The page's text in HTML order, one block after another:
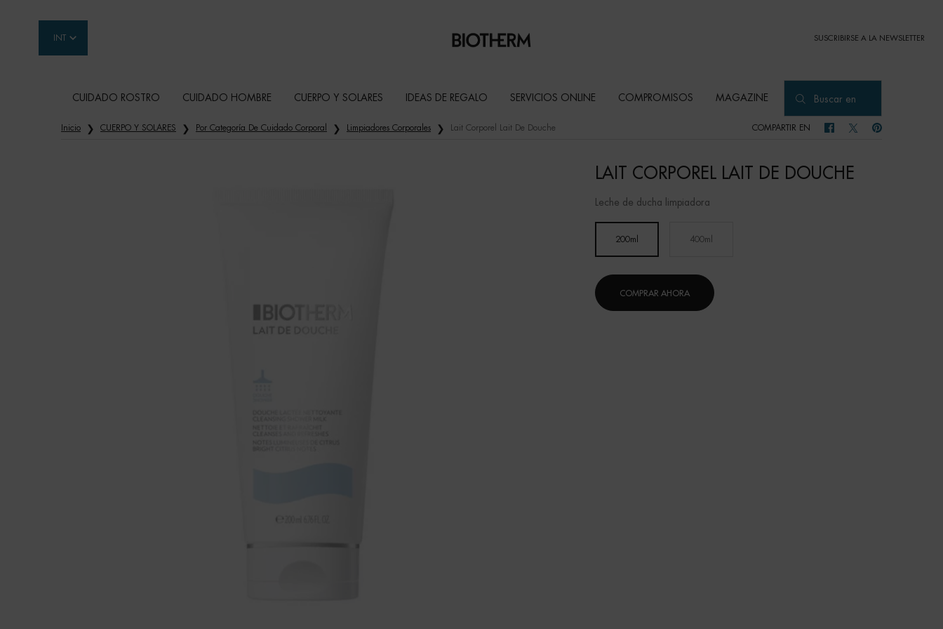
INT SUSCRIBIRSE A LA NEWSLETTER
CUIDADO ROSTRO CUIDADO HOMBRE CUERPO Y SOLARES IDEAS DE REGALO SERVICIOS ONLINE COMPROMISOS MAGAZINE Buscar en
Contenido principal
Inicio CUERPO Y SOLARES Por Categoría De Cuidado Corporal Limpiadores Corporales Lait Corporel Lait De Douche COMPARTIR EN COMPARTIR EN FACEBOOK
COMPARTIR EN TWITTER
COMPARTIR EN
LAIT CORPOREL LAIT DE DOUCHE
Leche de ducha limpiadora
Selected
200ml
, 1 of 2 Selected
400ml
, 2 of 2
COMPRAR AHORA